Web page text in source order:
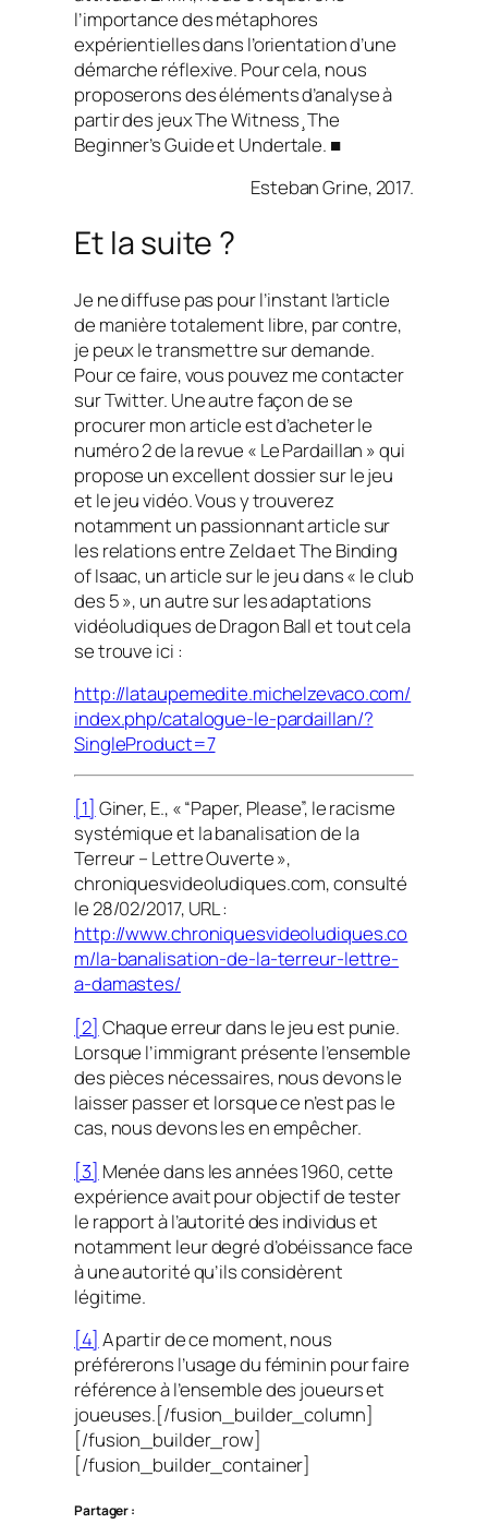
l’importance des métaphores
expérientielles dans l’orientation d’une
démarche réflexive. Pour cela, nous
proposerons des éléments d’analyse à
partir des jeuxThe Witness¸The
Beginner’s Guideet Undertale. ■
Esteban Grine, 2017.
Et la suite ?
Je ne diffuse pas pour l’instant l’article
de manière totalement libre, par contre,
je peux le transmettre sur demande.
Pour ce faire, vous pouvez me contacter
sur Twitter. Une autre façon de se
procurer mon article est d’acheter le
numéro 2 de la revue « Le Pardaillan » qui
propose un excellent dossier sur le jeu
et le jeu vidéo. Vous y trouverez
notamment un passionnant article sur
les relations entre Zelda etThe Binding
of Isaac, un article sur le jeu dans « le club
des 5 », un autre sur les adaptations
vidéoludiques deDragon Ballet tout cela
se trouve ici :
http://lataupemedite.michelzevaco.com/
index.php/catalogue-le-pardaillan/?
SingleProduct=7
[1] Giner, E., « “Paper, Please”, le racisme
systémique et la banalisation de la
Terreur – Lettre Ouverte »,
chroniquesvideoludiques.com, consulté
le 28/02/2017, URL :
http://www.chroniquesvideoludiques.co
m/la-banalisation-de-la-terreur-lettre-
a-damastes/
[2] Chaque erreur dans le jeu est punie.
Lorsque l’immigrant présente l’ensemble
des pièces nécessaires, nous devons le
laisser passer et lorsque ce n’est pas le
cas, nous devons les en empêcher.
[3] Menée dans les années 1960, cette
expérience avait pour objectif de tester
le rapport à l’autorité des individus et
notamment leur degré d’obéissance face
à une autorité qu’ils considèrent
légitime.
[4] A partir de ce moment, nous
préférerons l’usage du féminin pour faire
référence à l’ensemble des joueurs et
joueuses.[/fusion_builder_column]
[/fusion_builder_row]
[/fusion_builder_container]
Partager :